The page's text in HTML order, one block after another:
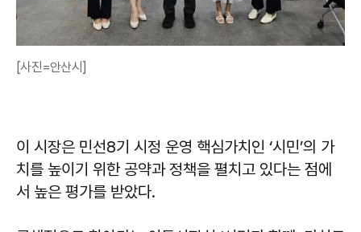
[사진=안산시]
이 시장은 민선8기 시정 운영 핵심가치인 ‘시민’의 가
치를 높이기 위한 공약과 정책을 펼치고 있다는 점에
서 높은 평가를 받았다.